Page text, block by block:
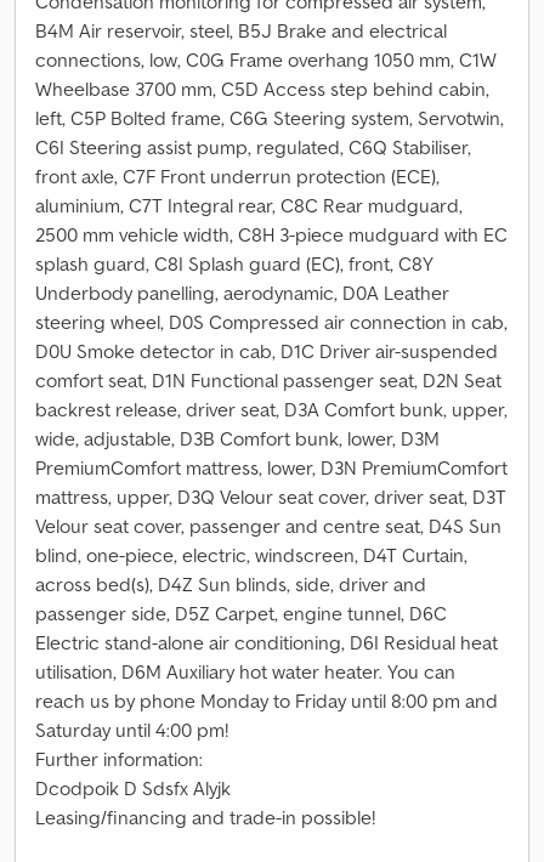
B4M Air reservoir, steel, B5J Brake and electrical
connections, low, C0G Frame overhang 1050 mm, C1W
Wheelbase 3700 mm, C5D Access step behind cabin,
left, C5P Bolted frame, C6G Steering system, Servotwin,
C6I Steering assist pump, regulated, C6Q Stabiliser,
front axle, C7F Front underrun protection (ECE),
aluminium, C7T Integral rear, C8C Rear mudguard,
2500 mm vehicle width, C8H 3-piece mudguard with EC
splash guard, C8I Splash guard (EC), front, C8Y
Underbody panelling, aerodynamic, D0A Leather
steering wheel, D0S Compressed air connection in cab,
D0U Smoke detector in cab, D1C Driver air-suspended
comfort seat, D1N Functional passenger seat, D2N Seat
backrest release, driver seat, D3A Comfort bunk, upper,
wide, adjustable, D3B Comfort bunk, lower, D3M
PremiumComfort mattress, lower, D3N PremiumComfort
mattress, upper, D3Q Velour seat cover, driver seat, D3T
Velour seat cover, passenger and centre seat, D4S Sun
blind, one-piece, electric, windscreen, D4T Curtain,
across bed(s), D4Z Sun blinds, side, driver and
passenger side, D5Z Carpet, engine tunnel, D6C
Electric stand-alone air conditioning, D6I Residual heat
utilisation, D6M Auxiliary hot water heater. You can
reach us by phone Monday to Friday until 8:00 pm and
Saturday until 4:00 pm!
Further information:
Dcodpoik D Sdsfx Alyjk
Leasing/financing and trade-in possible!